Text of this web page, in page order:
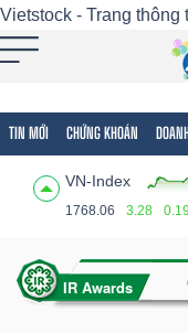
Vietstock - Trang
TIN MỚI CHỨNG KHOÁN
VN-Index
1768.06 3.28
Tất cả Tính năng
Tính
(-)
VIETSTOCK